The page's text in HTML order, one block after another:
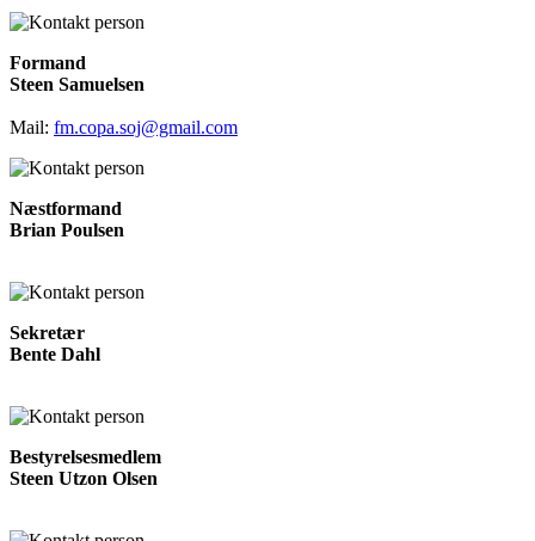
Formand
Steen Samuelsen
Mail: fm.copa.soj@gmail.com
Næstformand
Brian Poulsen
Sekretær
Bente Dahl
Bestyrelsesmedlem
Steen Utzon Olsen